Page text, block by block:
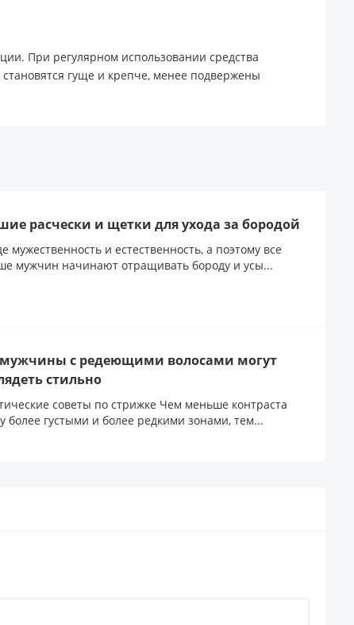
При регулярном использовании средства
гуще и крепче, менее подвержены
расчески и щетки для ухода за бородой
мужественность и естественность, а поэтому все
мужчин начинают отращивать бороду и усы...
с редеющими волосами могут
стильно
советы по стрижке Чем меньше контраста
более густыми и более редкими зонами, тем...